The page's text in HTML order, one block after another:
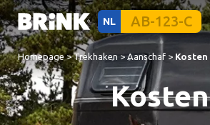
NL
Homepage >Trekhaken >Aanschaf > Kosten
Kosten